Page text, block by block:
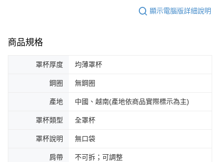
顯示電腦版詳細說明
商品規格
罩杯厚度 均薄罩杯
鋼圈 無鋼圈
產地 中國、越南(產地依商品實際標示為主)
罩杯類型 全罩杯
罩杯說明 無口袋
肩帶 不可拆；可調整